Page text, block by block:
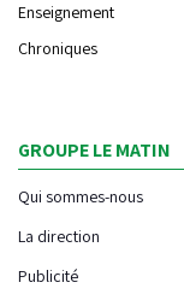
Enseignement
Chroniques
GROUPE LE MATIN
Qui sommes-nous
La direction
Publicité